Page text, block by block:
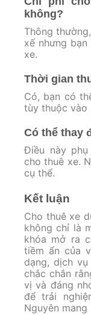
không?
Thông
xế nhưng
xe.
Thời gian
Có, bạn có
tùy thuộc vào
Có thể thay
Điều này
cho thuê xe.
cụ thể.
Kết luận
Cho thuê xe
không chỉ là
khóa mở ra
tiềm ẩn của
dạng, dịch
chắc chắn
vị và đáng
để trải
Nguyên mang